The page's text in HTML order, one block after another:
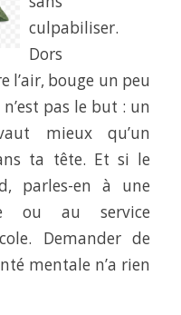
culpabiliser.
Dors
l’air, bouge un peu
pas le but : un
mieux qu’un
ta tête. Et si le
parles-en à une
ou au service
Demander de
mentale n’a rien